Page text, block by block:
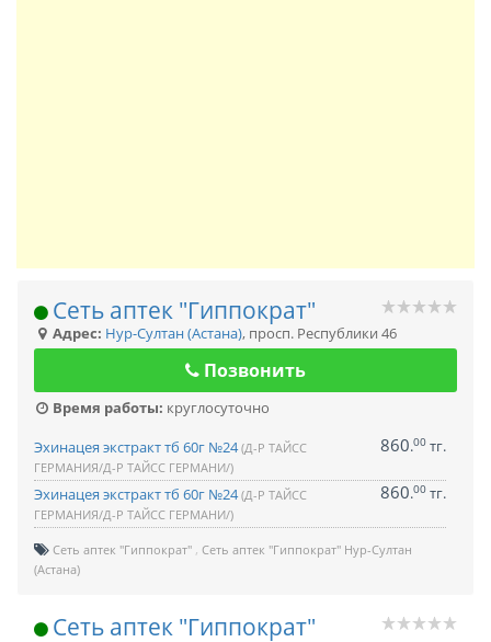
Сеть аптек "Гиппократ"
Адрес: Нур-Султан (Астана), просп. Республики 46
Позвонить
Время работы: круглосуточно
Эхинацея экстракт тб 60г №24(Д-Р ТАЙСС
ГЕРМАНИЯ/Д-Р ТАЙСС ГЕРМАНИ/)
860.00 тг.
Эхинацея экстракт тб 60г №24(Д-Р ТАЙСС
ГЕРМАНИЯ/Д-Р ТАЙСС ГЕРМАНИ/)
860.00 тг.
Сеть аптек "Гиппократ" Сеть аптек "Гиппократ" Нур-Султан
(Астана)
Сеть аптек "Гиппократ"